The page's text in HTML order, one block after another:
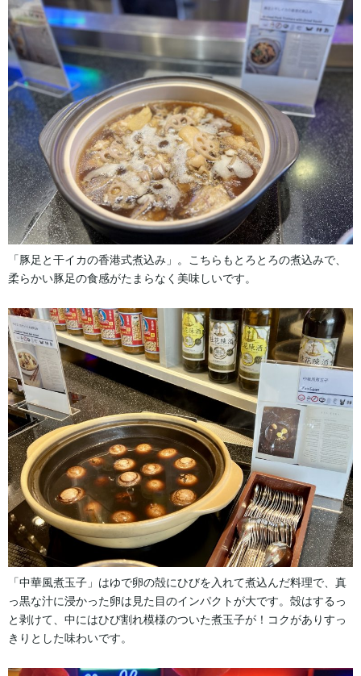
「豚足と干イカの香港式煮込み」。こちらもとろとろの煮込みで、
柔らかい豚足の食感がたまらなく美味しいです。
「中華風煮玉子」はゆで卵の殻にひびを入れて煮込んだ料理で、真
っ黒な汁に浸かった卵は見た目のインパクトが大です。殻はするっ
と剥けて、中にはひび割れ模様のついた煮玉子が！コクがありすっ
きりとした味わいです。